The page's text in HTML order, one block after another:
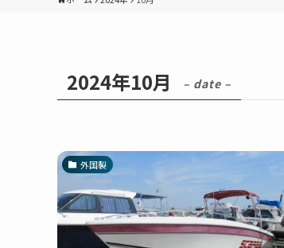
2024年10月 – date –
外国製